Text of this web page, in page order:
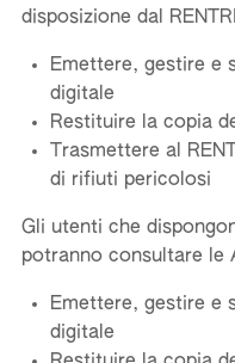
disposizione dal
Emettere, gestire e
digitale
Restituire la copia
Trasmettere al
di rifiuti pericolosi
Gli utenti che
potranno consultare le
Emettere, gestire e
digitale